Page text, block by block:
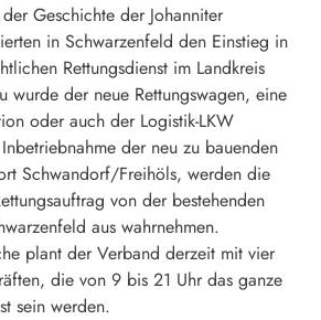
Geschichte der Johanniter
in Schwarzenfeld den Einstieg in
Rettungsdienst im Landkreis
wurde der neue Rettungswagen, eine
oder auch der Logistik-LKW
der neu zu bauenden
Schwandorf/Freihöls, werden die
von der bestehenden
aus wahrnehmen.
plant der Verband derzeit mit vier
die von 9 bis 21 Uhr das ganze
sein werden.